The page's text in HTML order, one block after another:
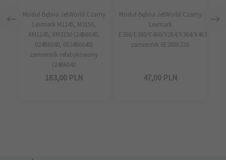
Moduł Bębna JetWorld Czarny
Lexmark M1145, M3150,
XM1145, XM3150 (24B6040,
024B6040, 0024B6040)
zamiennik refabykowany
(24B6040
183,00 PLN
Moduł Bębna JetWorld Czarny
Lexmark
E260/E360/E460/X264/X364/X463
zamiennik 0E260X22G
47,00 PLN